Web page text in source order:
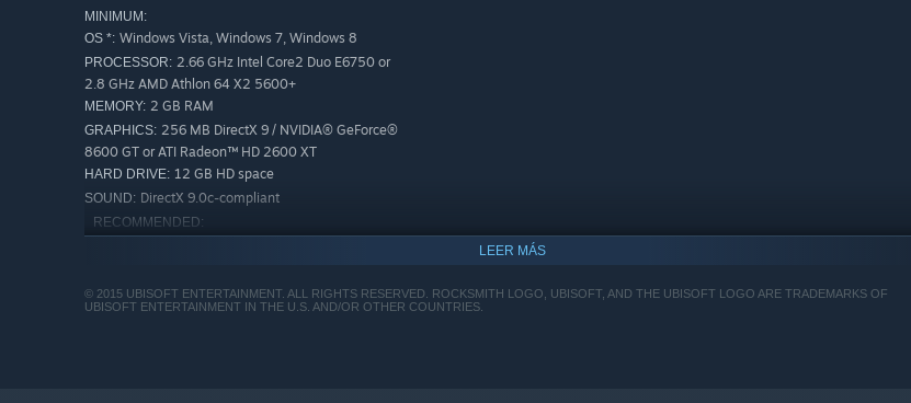
MINIMUM:
OS *: Windows Vista, Windows 7, Windows 8
PROCESSOR: 2.66 GHz Intel Core2 Duo E6750 or
2.8 GHz AMD Athlon 64 X2 5600+
MEMORY: 2 GB RAM
GRAPHICS: 256 MB DirectX 9 / NVIDIA® GeForce®
8600 GT or ATI Radeon™ HD 2600 XT
HARD DRIVE: 12 GB HD space
SOUND: DirectX 9.0c-compliant
RECOMMENDED:
Athlon II X3 455
MEMORY: 4 GB RAM
LEER MÁS
© 2015 UBISOFT ENTERTAINMENT. ALL RIGHTS RESERVED. ROCKSMITH LOGO, UBISOFT, AND THE UBISOFT LOGO ARE TRADEMARKS OF
UBISOFT ENTERTAINMENT IN THE U.S. AND/OR OTHER COUNTRIES.